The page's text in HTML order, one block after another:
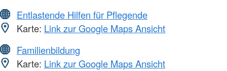
Entlastende Hilfen für Pflegende
Karte: Link zur Google Maps Ansicht
Familienbildung
Karte: Link zur Google Maps Ansicht